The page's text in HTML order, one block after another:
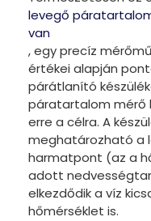
levegő
van
, egy precíz
értékei alapján
párátlanító
páratartalom mérő
erre a célra. A
meghatározható a
harmatpont (az a
adott
elkezdődik a víz
hőmérséklet is.